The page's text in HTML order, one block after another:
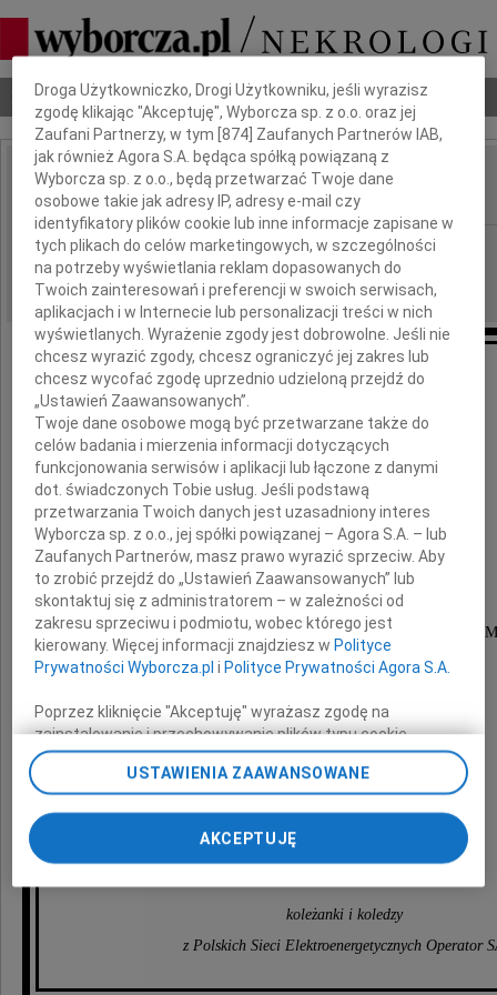
Nekrologi Odeszli Poradnik pogrzebowy
IMIĘ I NAZWISKO: Jadwiga Schulz
REGION: Warszawa
DATA EMISJI: 27.07.2009
Z głębokim smutkiem żegnamy
Jadwigę Schulz
długoletniego pracownika Państwowej Dyspozycji
Rodzinie i Najbliższym
wyrazy szczerego współczucia
koleżanki i koledzy
z Polskich Sieci Elektroenergetycznych Operator
Dbamy o Twoją prywatność
Droga Użytkowniczko, Drogi Użytkowniku, jeśli wyrazisz
zgodę klikając "Akceptuję", Wyborcza sp. z o.o. oraz jej
Zaufani Partnerzy, w tym [874] Zaufanych Partnerów IAB,
jak również Agora S.A. będąca spółką powiązaną z
Wyborcza sp. z o.o., będą przetwarzać Twoje dane
osobowe takie jak adresy IP, adresy e-mail czy
identyfikatory plików cookie lub inne informacje zapisane w
tych plikach do celów marketingowych, w szczególności
na potrzeby wyświetlania reklam dopasowanych do
Twoich zainteresowań i preferencji w swoich serwisach,
aplikacjach i w Internecie lub personalizacji treści w nich
wyświetlanych. Wyrażenie zgody jest dobrowolne. Jeśli nie
chcesz wyrazić zgody, chcesz ograniczyć jej zakres lub
chcesz wycofać zgodę uprzednio udzieloną przejdź do
„Ustawień Zaawansowanych”.
Twoje dane osobowe mogą być przetwarzane także do
celów badania i mierzenia informacji dotyczących
funkcjonowania serwisów i aplikacji lub łączone z danymi
dot. świadczonych Tobie usług. Jeśli podstawą
przetwarzania Twoich danych jest uzasadniony interes
Wyborcza sp. z o.o., jej spółki powiązanej – Agora S.A. – lub
Zaufanych Partnerów, masz prawo wyrazić sprzeciw. Aby
to zrobić przejdź do „Ustawień Zaawansowanych” lub
skontaktuj się z administratorem – w zależności od
zakresu sprzeciwu i podmiotu, wobec którego jest
kierowany. Więcej informacji znajdziesz wPolityce
Prywatności Wyborcza.pl iPolityce Prywatności Agora S.A.
Poprzez kliknięcie "Akceptuję" wyrażasz zgodę na
zainstalowanie i przechowywanie plików typu cookie
Wyborczej sp. z o. o. jej Zaufanych Partnerów i Agora S.A.
na Twoim urządzeniu końcowym. Możesz też w każdej
chwili zmienić swoje preferencje dot. plików cookie,
ponownie wywołując narzędzie do zarządzania Twoimi
preferencjami dot. przetwarzania danych poprzez
odnośnik „Ustawienia prywatności” w stopce serwisu i
przechodząc do sekcji „Ustawienia zaawansowane”.
Zmiana ustawień plików cookie możliwa jest także za
USTAWIENIA ZAAWANSOWANE
AKCEPTUJĘ